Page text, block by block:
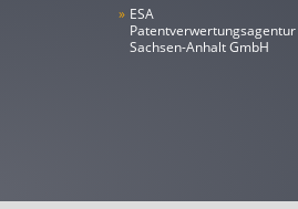
» ESA
Patentverwertungsagentur
Sachsen-Anhalt GmbH